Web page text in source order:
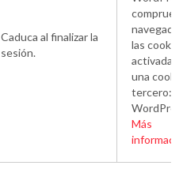
Caduca al finalizar la
sesión.
las
activadas.
una
tercero:
Más